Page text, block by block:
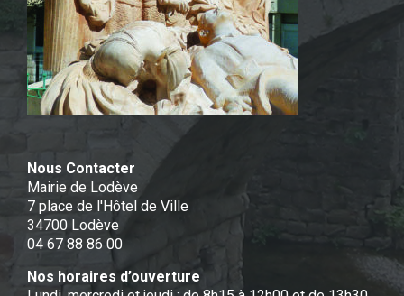
Nous Contacter
Mairie de Lodève
7 place de l'Hôtel de Ville
34700 Lodève
04 67 88 86 00
Nos horaires d’ouverture